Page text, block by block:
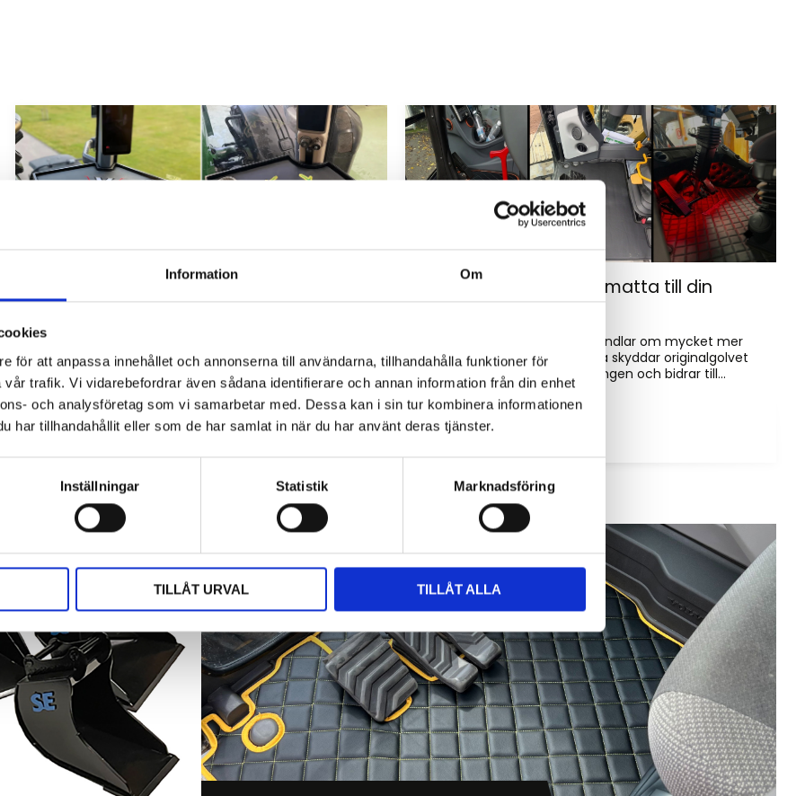
Information Om
för att anpassa innehållet och annonserna till användarna, tillhandahålla funktioner för
trafik. Vi vidarebefordrar även sådana identifierare och annan information från din enhet
och analysföretag som vi samarbetar med. Dessa kan i sin tur kombinera informationen
har tillhandahållit eller som de har samlat in när du har använt deras tjänster.
Inställningar Statistik Marknadsföring
TILLÅT URVAL TILLÅT ALLA
Hyttbord till traktorn, den lilla detaljen
som gör stor skillnad i vardagen
Traktorhytten är för många mer än bara en plats där
arbetet utförs. Det är kontoret, fikarummet och ibland
även lunchplatsen under långa arbetsdagar....
Hur väljer du rätt golvmatta till din
entreprenadmaskin?
Golvmatta i maskinhytten handlar om mycket mer
än bara utseende. Rätt matta skyddar originalgolvet
mot slitage, förenklar rengöringen och bidrar till...